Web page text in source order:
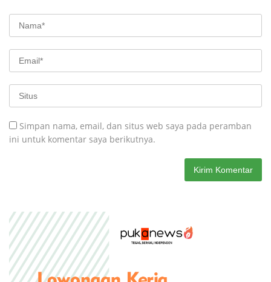
Simpan nama, email, dan situs web saya pada peramban
ini untuk komentar saya berikutnya.